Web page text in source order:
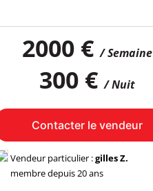
2000 €/ Semaine
300 €/ Nuit
Contacter le vendeur
Vendeur particulier :gilles Z.
membre depuis 20 ans